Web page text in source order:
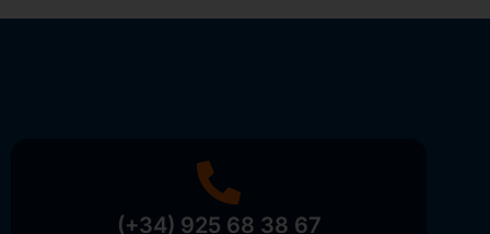
(+34) 925 68 38 67